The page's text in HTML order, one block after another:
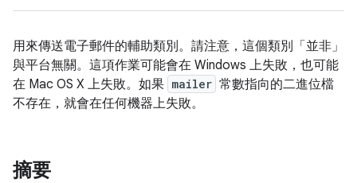
用來傳送電子郵件的輔助類別。請注意，這個類別「並非」
與平台無關。這項作業可能會在 Windows 上失敗，也可能
在 Mac OS X 上失敗。如果 mailer 常數指向的二進位檔
不存在，就會在任何機器上失敗。
摘要